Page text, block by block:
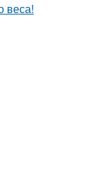
веса!